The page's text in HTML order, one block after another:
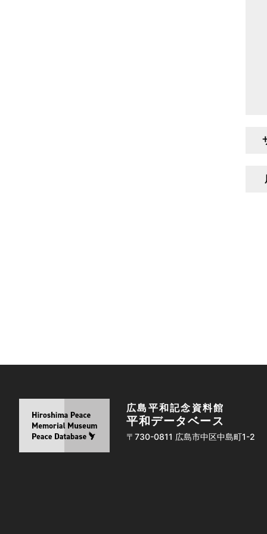
広島平和記念資料館
平和データベース
〒730-0811 広島市中区中島町1-2